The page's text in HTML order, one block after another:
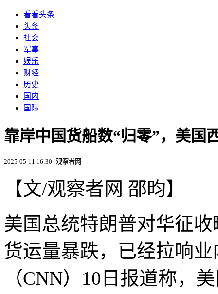
看看头条
头条
社会
军事
娱乐
财经
历史
国内
国际
靠岸中国货船数“归零”，美国
2025-05-11 16:30 观察者网
【文/观察者网 邵昀】
美国总统特朗普对华征
货运量暴跌，已经拉响
（CNN）10日报道称，